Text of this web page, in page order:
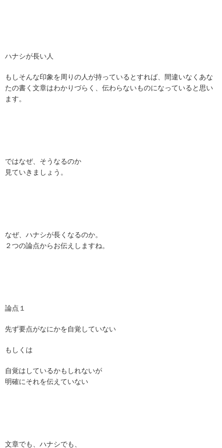
ハナシが長い人
もしそんな印象を周りの人が持っているとすれば、間違いなくあな
たの書く文章はわかりづらく、伝わらないものになっていると思い
ます。
ではなぜ、そうなるのか
見ていきましょう。
なぜ、ハナシが長くなるのか。
２つの論点からお伝えしますね。
論点１
先ず要点がなにかを自覚していない
もしくは
自覚はしているかもしれないが
明確にそれを伝えていない
文章でも、ハナシでも、